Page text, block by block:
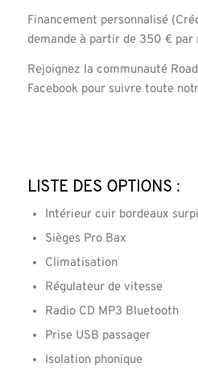
Financement personnalisé
demande à partir de 350 € par
Rejoignez la communauté
Facebook pour suivre toute
Liste des options :
Intérieur cuir bordeaux
Sièges Pro Bax
Climatisation
Régulateur de vitesse
Radio CD MP3 Bluetooth
Prise USB passager
Isolation phonique